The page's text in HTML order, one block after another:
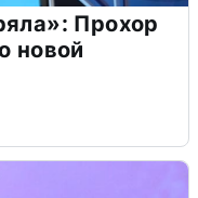
Прохор
новой